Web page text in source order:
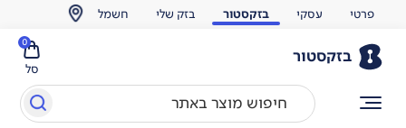
פרטי עסקי בזקסטור בזק שלי חשמל
בזקסטור
סל
0